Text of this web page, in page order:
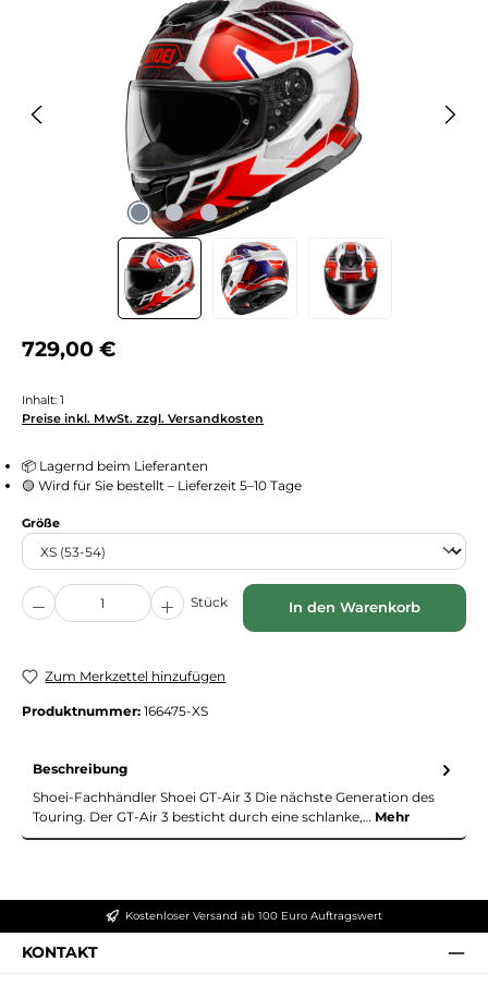
Regulärer Preis:
729,00 €
Inhalt: 1
Preise inkl. MwSt. zzgl. Versandkosten
📦 Lagernd beim Lieferanten
🟡 Wird für Sie bestellt – Lieferzeit 5–10 Tage
Größeauswählen
Produkt Anzahl: Gib den gewünschten Wert ein oder benutze die
Stück In den Warenkorb
Zum Merkzettel hinzufügen
Produktnummer: 166475-XS
Beschreibung
Shoei-Fachhändler Shoei GT-Air 3 Die nächste Generation des
Touring. Der GT-Air 3 besticht durch eine schlanke,… Mehr
Kostenloser Versand ab 100 Euro Auftragswert
KONTAKT